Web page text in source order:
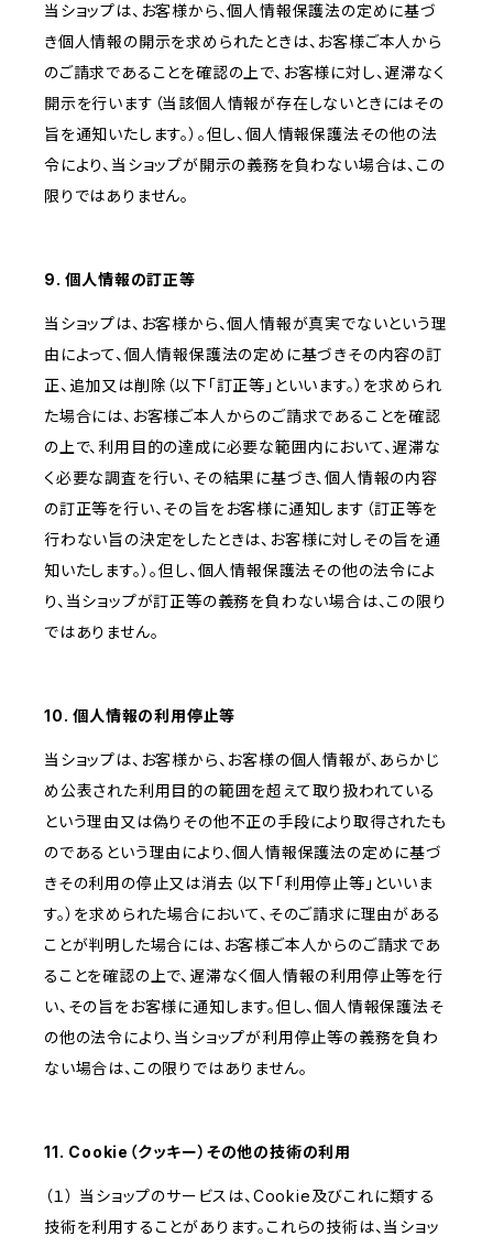
当ショップは、お客様から、個人情報保護法の定めに基づ
き個人情報の開示を求められたときは、お客様ご本人から
のご請求であることを確認の上で、お客様に対し、遅滞なく
開示を行います（当該個人情報が存在しないときにはその
旨を通知いたします。）。但し、個人情報保護法その他の法
令により、当ショップが開示の義務を負わない場合は、この
限りではありません。
9. 個人情報の訂正等
当ショップは、お客様から、個人情報が真実でないという理
由によって、個人情報保護法の定めに基づきその内容の訂
正、追加又は削除（以下「訂正等」といいます。）を求められ
た場合には、お客様ご本人からのご請求であることを確認
の上で、利用目的の達成に必要な範囲内において、遅滞な
く必要な調査を行い、その結果に基づき、個人情報の内容
の訂正等を行い、その旨をお客様に通知します（訂正等を
行わない旨の決定をしたときは、お客様に対しその旨を通
知いたします。）。但し、個人情報保護法その他の法令によ
り、当ショップが訂正等の義務を負わない場合は、この限り
ではありません。
10. 個人情報の利用停止等
当ショップは、お客様から、お客様の個人情報が、あらかじ
め公表された利用目的の範囲を超えて取り扱われている
という理由又は偽りその他不正の手段により取得されたも
のであるという理由により、個人情報保護法の定めに基づ
きその利用の停止又は消去（以下「利用停止等」といいま
す。）を求められた場合において、そのご請求に理由がある
ことが判明した場合には、お客様ご本人からのご請求であ
ることを確認の上で、遅滞なく個人情報の利用停止等を行
い、その旨をお客様に通知します。但し、個人情報保護法そ
の他の法令により、当ショップが利用停止等の義務を負わ
ない場合は、この限りではありません。
11. Cookie（クッキー）その他の技術の利用
（１） 当ショップのサービスは、Cookie及びこれに類する
技術を利用することがあります。これらの技術は、当ショッ